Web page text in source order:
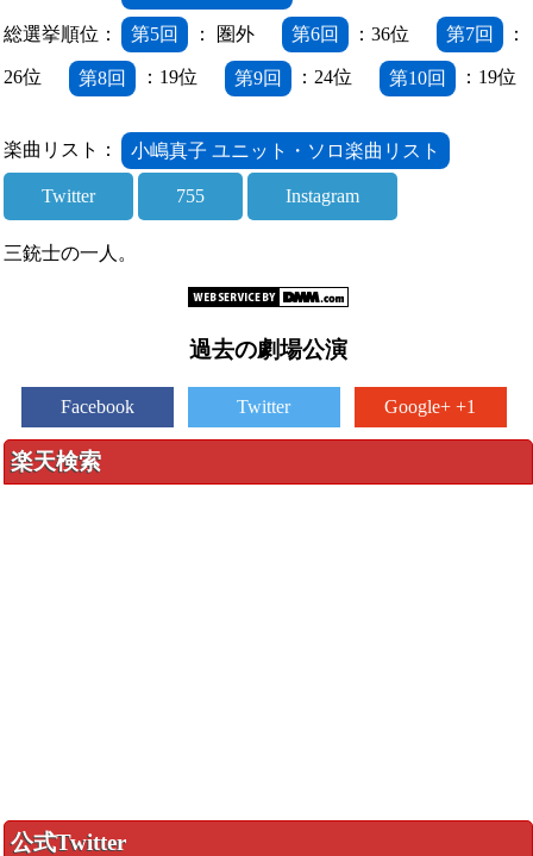
総選挙順位： 第5回 ： 圏外 第6回 ：36位 第7回 ：
26位 第8回 ：19位 第9回 ：24位 第10回 ：19位
楽曲リスト： 小嶋真子 ユニット・ソロ楽曲リスト
Twitter 755 Instagram
三銃士の一人。
過去の劇場公演
Facebook Twitter Google+ +1
楽天検索
公式Twitter